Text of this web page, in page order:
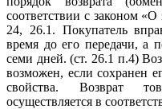
соответствии с законом
24, 26.1. Покупатель
время до его передачи, а
семи дней. (ст. 26.1 п.4)
возможен, если сохранен
свойства. Возврат
осуществляется в